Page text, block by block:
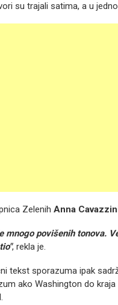
su trajali satima, a u
Zelenih Anna
mnogo povišenih tonova.
, rekla je.
tekst sporazuma ipak
ako Washington do